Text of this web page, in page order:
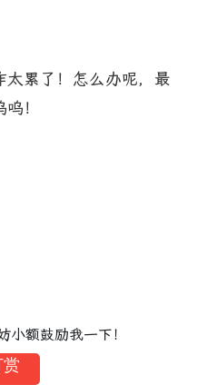
累了！怎么办呢，最
！
小额鼓励我一下！
赏